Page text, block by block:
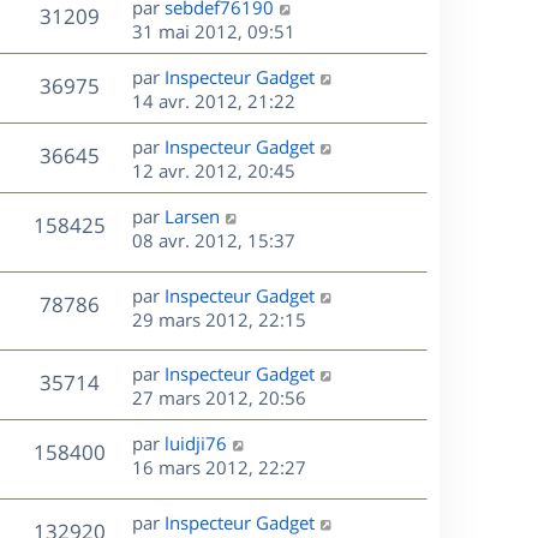
e
s
a
g
e
m
e
s
s
a
g
e
i
e
r
m
e
s
s
a
g
e
31209V
u
D
e
r
n
i
e
r
m
e
s
s
a
g
e
par sebdef76190
31 mai 2012, 09:51
36975V
u
s
D
e
r
n
i
e
r
m
e
s
s
e
par Inspecteur Gadget
14 avr. 2012, 21:22
36645V
u
e
D
e
r
n
i
r
m
s
a
e
par Inspecteur Gadget
12 avr. 2012, 20:45
158425V
u
s
D
e
i
e
r
m
e
s
a
g
e
par Larsen
08 avr. 2012, 15:37
78786V
u
e
D
e
n
i
e
r
m
par Inspecteur Gadget
29 mars 2012, 22:15
35714V
u
e
D
e
r
n
i
e
r
par Inspecteur Gadget
27 mars 2012, 20:56
158400V
u
D
e
n
par luidji76
16 mars 2012, 22:27
132920V
D
par Inspecteur Gadget